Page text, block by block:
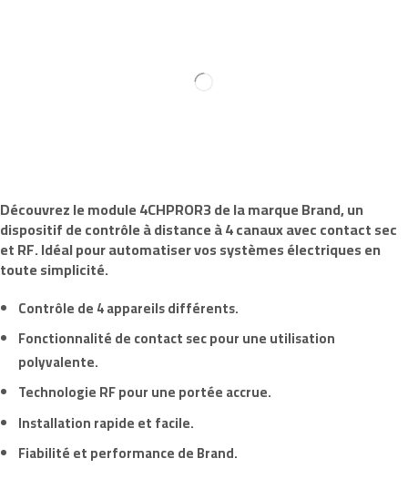
Découvrez le module4CHPROR3de la marqueBrand, un
dispositif de contrôle à distance à 4 canaux avec contact sec
et RF. Idéal pour automatiser vos systèmes électriques en
toute simplicité.
Contrôle de 4 appareils différents.
Fonctionnalité de contact sec pour une utilisation
polyvalente.
Technologie RF pour une portée accrue.
Installation rapide et facile.
Fiabilité et performance deBrand.